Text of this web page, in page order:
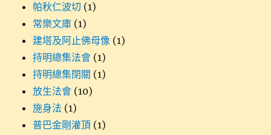
帕秋仁波切 (1)
常樂文庫 (1)
建塔及阿止佛母像 (1)
持明總集法會 (1)
持明總集閉關 (1)
放生法會 (10)
施身法 (1)
普巴金剛灌頂 (1)